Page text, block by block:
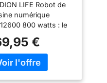
watts, moteur
continu,
en acier
de 4,6
économie
ultra-
écran
numérique à
LIFE Robot de
numérique
800 watts : le
très efficace
une puissance
avec un
€